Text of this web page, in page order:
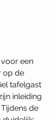
voor een
op de
tafelgast
inleiding
de